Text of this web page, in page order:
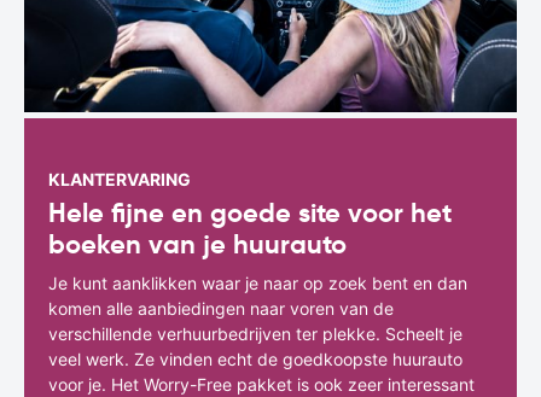
KLANTERVARING
Hele fijne en goede site voor het
boeken van je huurauto
Je kunt aanklikken waar je naar op zoek bent en dan
komen alle aanbiedingen naar voren van de
verschillende verhuurbedrijven ter plekke. Scheelt je
veel werk. Ze vinden echt de goedkoopste huurauto
voor je. Het Worry-Free pakket is ook zeer interessant